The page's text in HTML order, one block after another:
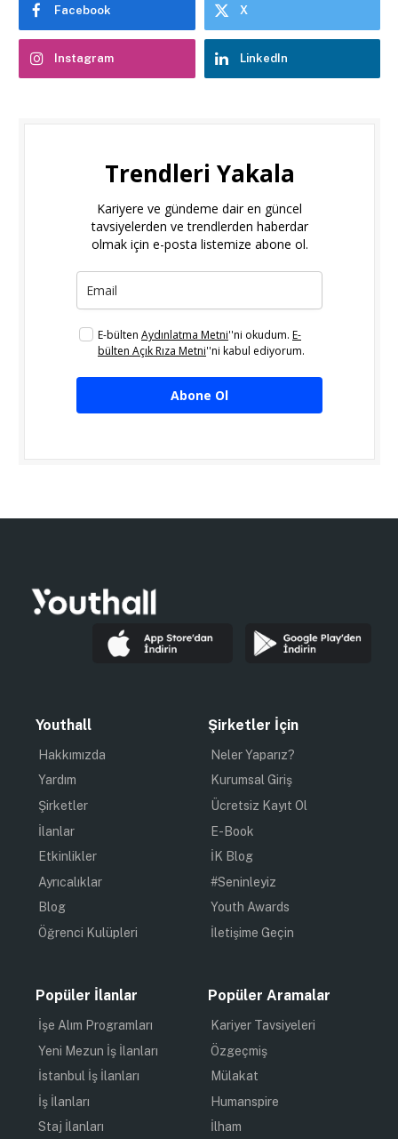
Facebook X
Instagram LinkedIn
Trendleri Yakala
Kariyere ve gündeme dair en güncel
tavsiyelerden ve trendlerden haberdar
olmak için e-posta listemize abone ol.
E-bülten Aydınlatma Metni''ni okudum. E-
bülten Açık Rıza Metni''ni kabul ediyorum.
Abone Ol
Youthall
Hakkımızda
Yardım
Şirketler
İlanlar
Etkinlikler
Ayrıcalıklar
Blog
Öğrenci Kulüpleri
Şirketler İçin
Neler Yaparız?
Kurumsal Giriş
Ücretsiz Kayıt Ol
E-Book
İK Blog
#Seninleyiz
Youth Awards
İletişime Geçin
Popüler İlanlar
İşe Alım Programları
Yeni Mezun İş İlanları
İstanbul İş İlanları
İş İlanları
Staj İlanları
Popüler Aramalar
Kariyer Tavsiyeleri
Özgeçmiş
Mülakat
Humanspire
İlham